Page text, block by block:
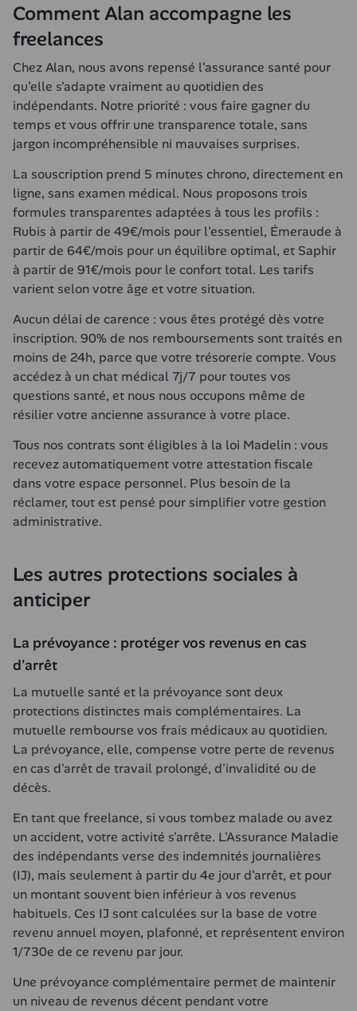
Comment Alan accompagne les
freelances
Chez Alan, nous avons repensé l'assurance santé pour
qu'elle s'adapte vraiment au quotidien des
indépendants. Notre priorité : vous faire gagner du
temps et vous offrir une transparence totale, sans
jargon incompréhensible ni mauvaises surprises.
La souscription prend 5 minutes chrono, directement en
ligne, sans examen médical. Nous proposons trois
formules transparentes adaptées à tous les profils :
Rubis à partir de 49€/mois pour l'essentiel, Émeraude à
partir de 64€/mois pour un équilibre optimal, et Saphir
à partir de 91€/mois pour le confort total. Les tarifs
varient selon votre âge et votre situation.
Aucun délai de carence : vous êtes protégé dès votre
inscription. 90% de nos remboursements sont traités en
moins de 24h, parce que votre trésorerie compte. Vous
accédez à un chat médical 7j/7 pour toutes vos
questions santé, et nous nous occupons même de
résilier votre ancienne assurance à votre place.
Tous nos contrats sont éligibles à la loi Madelin : vous
recevez automatiquement votre attestation fiscale
dans votre espace personnel. Plus besoin de la
réclamer, tout est pensé pour simplifier votre gestion
administrative.
Les autres protections sociales à
anticiper
La prévoyance : protéger vos revenus en cas
d'arrêt
La mutuelle santé et la prévoyance sont deux
protections distinctes mais complémentaires. La
mutuelle rembourse vos frais médicaux au quotidien.
La prévoyance, elle, compense votre perte de revenus
en cas d'arrêt de travail prolongé, d'invalidité ou de
décès.
En tant que freelance, si vous tombez malade ou avez
un accident, votre activité s'arrête. L'Assurance Maladie
des indépendants verse des indemnités journalières
(IJ), mais seulement à partir du 4e jour d'arrêt, et pour
un montant souvent bien inférieur à vos revenus
habituels. Ces IJ sont calculées sur la base de votre
revenu annuel moyen, plafonné, et représentent environ
1/730e de ce revenu par jour.
Une prévoyance complémentaire permet de maintenir
un niveau de revenus décent pendant votre